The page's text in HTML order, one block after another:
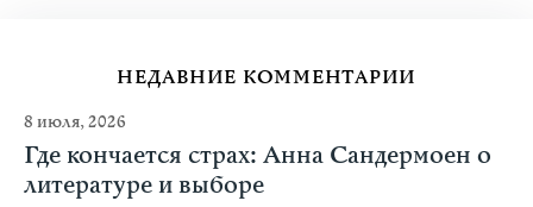
НЕДАВНИЕ КОММЕНТАРИИ
8 июля, 2026
Где кончается страх: Анна Сандермоен о
литературе и выборе